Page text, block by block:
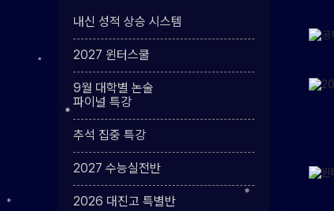
연간학사일정
입시설명회·공개특강
캠퍼스생활
주간식단표
학원시설
학원버스 안내
2027 파이널 정
2027 N수 정규반
내신 성적 상승 시스템
2027 윈터스쿨
9월 대학별 논술
파이널 특강
추석 집중 특강
2027 수능실전반
2026 대진고 특별반